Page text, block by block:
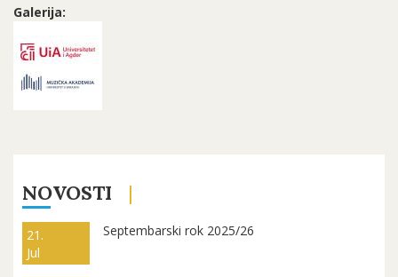
Galerija:
NOVOSTI
21.
Jul
Septembarski rok 2025/26